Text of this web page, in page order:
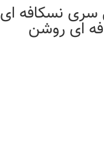
سری نسکافه ای
ای روشن
قیمت